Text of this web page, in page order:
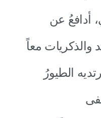
أدافعُ عن
والذكريات معاً
الطيورُ